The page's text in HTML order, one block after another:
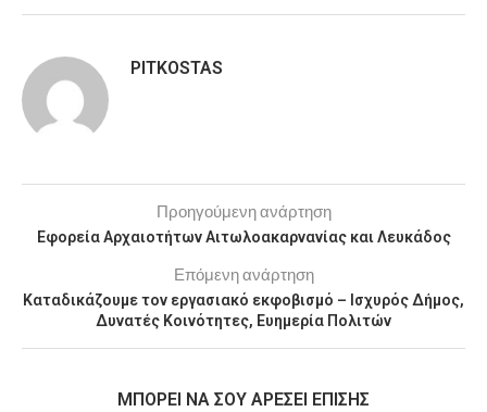
PITKOSTAS
Προηγούμενη ανάρτηση
Εφορεία Αρχαιοτήτων Αιτωλοακαρνανίας και Λευκάδος
Επόμενη ανάρτηση
Καταδικάζουμε τον εργασιακό εκφοβισμό – Ισχυρός Δήμος,
Δυνατές Κοινότητες, Ευημερία Πολιτών
MΠΟΡΕΊ ΝΑ ΣΟΥ ΑΡΈΣΕΙ ΕΠΊΣΗΣ